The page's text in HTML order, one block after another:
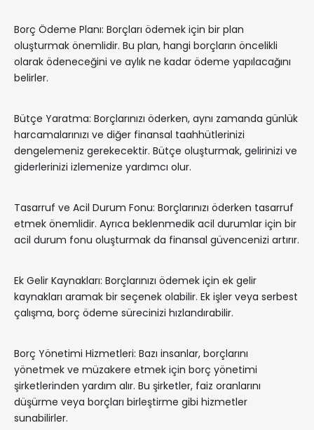
Borç Ödeme Planı: Borçları ödemek için bir plan
oluşturmak önemlidir. Bu plan, hangi borçların öncelikli
olarak ödeneceğini ve aylık ne kadar ödeme yapılacağını
belirler.
Bütçe Yaratma: Borçlarınızı öderken, aynı zamanda günlük
harcamalarınızı ve diğer finansal taahhütlerinizi
dengelemeniz gerekecektir. Bütçe oluşturmak, gelirinizi ve
giderlerinizi izlemenize yardımcı olur.
Tasarruf ve Acil Durum Fonu: Borçlarınızı öderken tasarruf
etmek önemlidir. Ayrıca beklenmedik acil durumlar için bir
acil durum fonu oluşturmak da finansal güvencenizi artırır.
Ek Gelir Kaynakları: Borçlarınızı ödemek için ek gelir
kaynakları aramak bir seçenek olabilir. Ek işler veya serbest
çalışma, borç ödeme sürecinizi hızlandırabilir.
Borç Yönetimi Hizmetleri: Bazı insanlar, borçlarını
yönetmek ve müzakere etmek için borç yönetimi
şirketlerinden yardım alır. Bu şirketler, faiz oranlarını
düşürme veya borçları birleştirme gibi hizmetler
sunabilirler.